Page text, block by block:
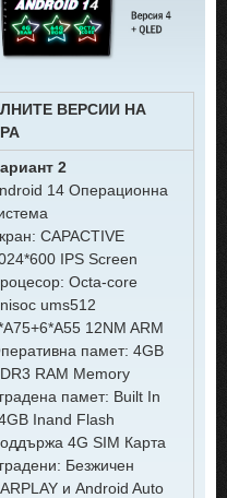
ВЕРСИИ НА
2
14 Операционна
CAPACTIVE
IPS Screen
Octa-core
ums512
12NM ARM
памет: 4GB
RAM Memory
памет: Built In
Inand Flash
4G SIM Карта
Безжичен
и Android Auto